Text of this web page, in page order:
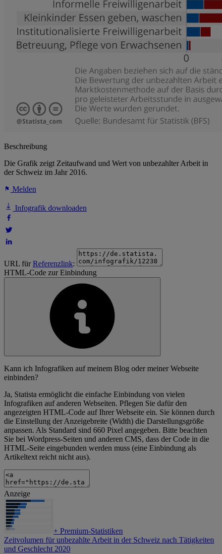
Beschreibung
Die Grafik zeigt Zeitaufwand und Wert von unbezahlter Arbeit in
der Schweiz im Jahr 2016.
Melden
Infografik downloaden
URL fürReferenzlink:
HTML-Code zur Einbindung
Kann ich Infografiken auf meinem Blog oder meiner Webseite
einbinden?
Ja, Statista ermöglicht die einfache Einbindung von vielen
Infografiken auf anderen Webseiten. Pflegen Sie dafür den
angezeigten HTML-Code auf Ihrer Webseite ein. Sie können durch
die Einstellung der Anzeigebreite (Width) die Darstellungsgröße
anpassen. Als Standard sind 660 Pixel angegeben. Bitte beachten
Sie bei Wordpress-Seiten und anderen CMS, dass der Code in die
HTML-Seite eingebunden werden muss (eine Einbindung als
Artikeltext reicht nicht aus).
Anzeige
+ Premium-Statistiken
Zeitvolumen für unbezahlte Arbeit in der Schweiz nach Tätigkeiten
und Geschlecht 2020